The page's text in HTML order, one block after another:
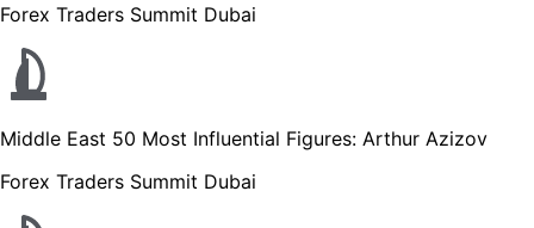
Forex Traders Summit Dubai
Middle East 50 Most Influential Figures: Arthur Azizov
Forex Traders Summit Dubai